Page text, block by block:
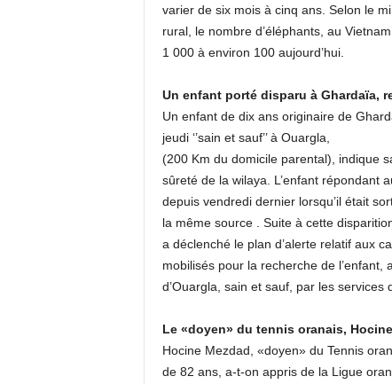
varier de six mois à cinq ans. Selon le
rural, le nombre d’éléphants, au
1 000 à environ 100 aujourd’hui.
Un enfant porté disparu à Ghardaïa,
Un enfant de dix ans originaire de
jeudi ‘’sain et sauf’’ à Ouargla,
(200 Km du domicile parental), indique
sûreté de la wilaya. L’enfant répondant
depuis vendredi dernier lorsqu’il était
la même source . Suite à cette
a déclenché le plan d’alerte relatif aux
mobilisés pour la recherche de
d’Ouargla, sain et sauf, par les services
Le «doyen» du tennis oranais,
Hocine Mezdad, «doyen» du Tennis
de 82 ans, a-t-on appris de la Ligue